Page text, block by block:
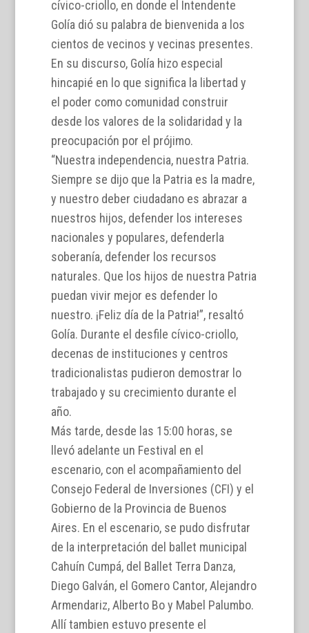
cívico-criollo, en donde el Intendente
Golía dió su palabra de bienvenida a los
cientos de vecinos y vecinas presentes.
En su discurso, Golía hizo especial
hincapié en lo que significa la libertad y
el poder como comunidad construir
desde los valores de la solidaridad y la
preocupación por el prójimo.
“Nuestra independencia, nuestra Patria.
Siempre se dijo que la Patria es la madre,
y nuestro deber ciudadano es abrazar a
nuestros hijos, defender los intereses
nacionales y populares, defenderla
soberanía, defender los recursos
naturales. Que los hijos de nuestra Patria
puedan vivir mejor es defender lo
nuestro. ¡Feliz día de la Patria!”, resaltó
Golía. Durante el desfile cívico-criollo,
decenas de instituciones y centros
tradicionalistas pudieron demostrar lo
trabajado y su crecimiento durante el
año.
Más tarde, desde las 15:00 horas, se
llevó adelante un Festival en el
escenario, con el acompañamiento del
Consejo Federal de Inversiones (CFI) y el
Gobierno de la Provincia de Buenos
Aires. En el escenario, se pudo disfrutar
de la interpretación del ballet municipal
Cahuín Cumpá, del Ballet Terra Danza,
Diego Galván, el Gomero Cantor, Alejandro
Armendariz, Alberto Bo y Mabel Palumbo.
Allí tambien estuvo presente el